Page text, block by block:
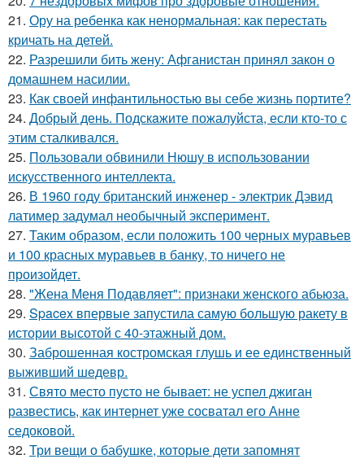
21. Ору на ребенка как ненормальная: как перестать
кричать на детей.
22. Разрешили бить жену: Афганистан принял закон о
домашнем насилии.
23. Как своей инфантильностью вы себе жизнь портите?
24. Добрый день. Подскaжите пожалуйста, если кто-то с
этим сталкивался.
25. Пользовали обвинили Нюшу в использовании
искусственного интеллекта.
26. В 1960 году британский инженер - электрик Дэвид
латимер задумал необычный эксперимент.
27. Таким образом, если положить 100 черных муравьев
и 100 красных муравьев в банку, то ничего не
произойдет.
28. "Жена Меня Подавляет": признаки женского абьюза.
29. Spacex впервые запустила самую большую ракету в
истории высотой с 40-этажный дом.
30. Заброшенная костромская глушь и ее единственный
выживший шедевр.
31. Свято место пусто не бывает: не успел джиган
развестись, как интернет уже сосватал его Анне
седоковой.
32. Три вещи о бабушке, которые дети запомнят